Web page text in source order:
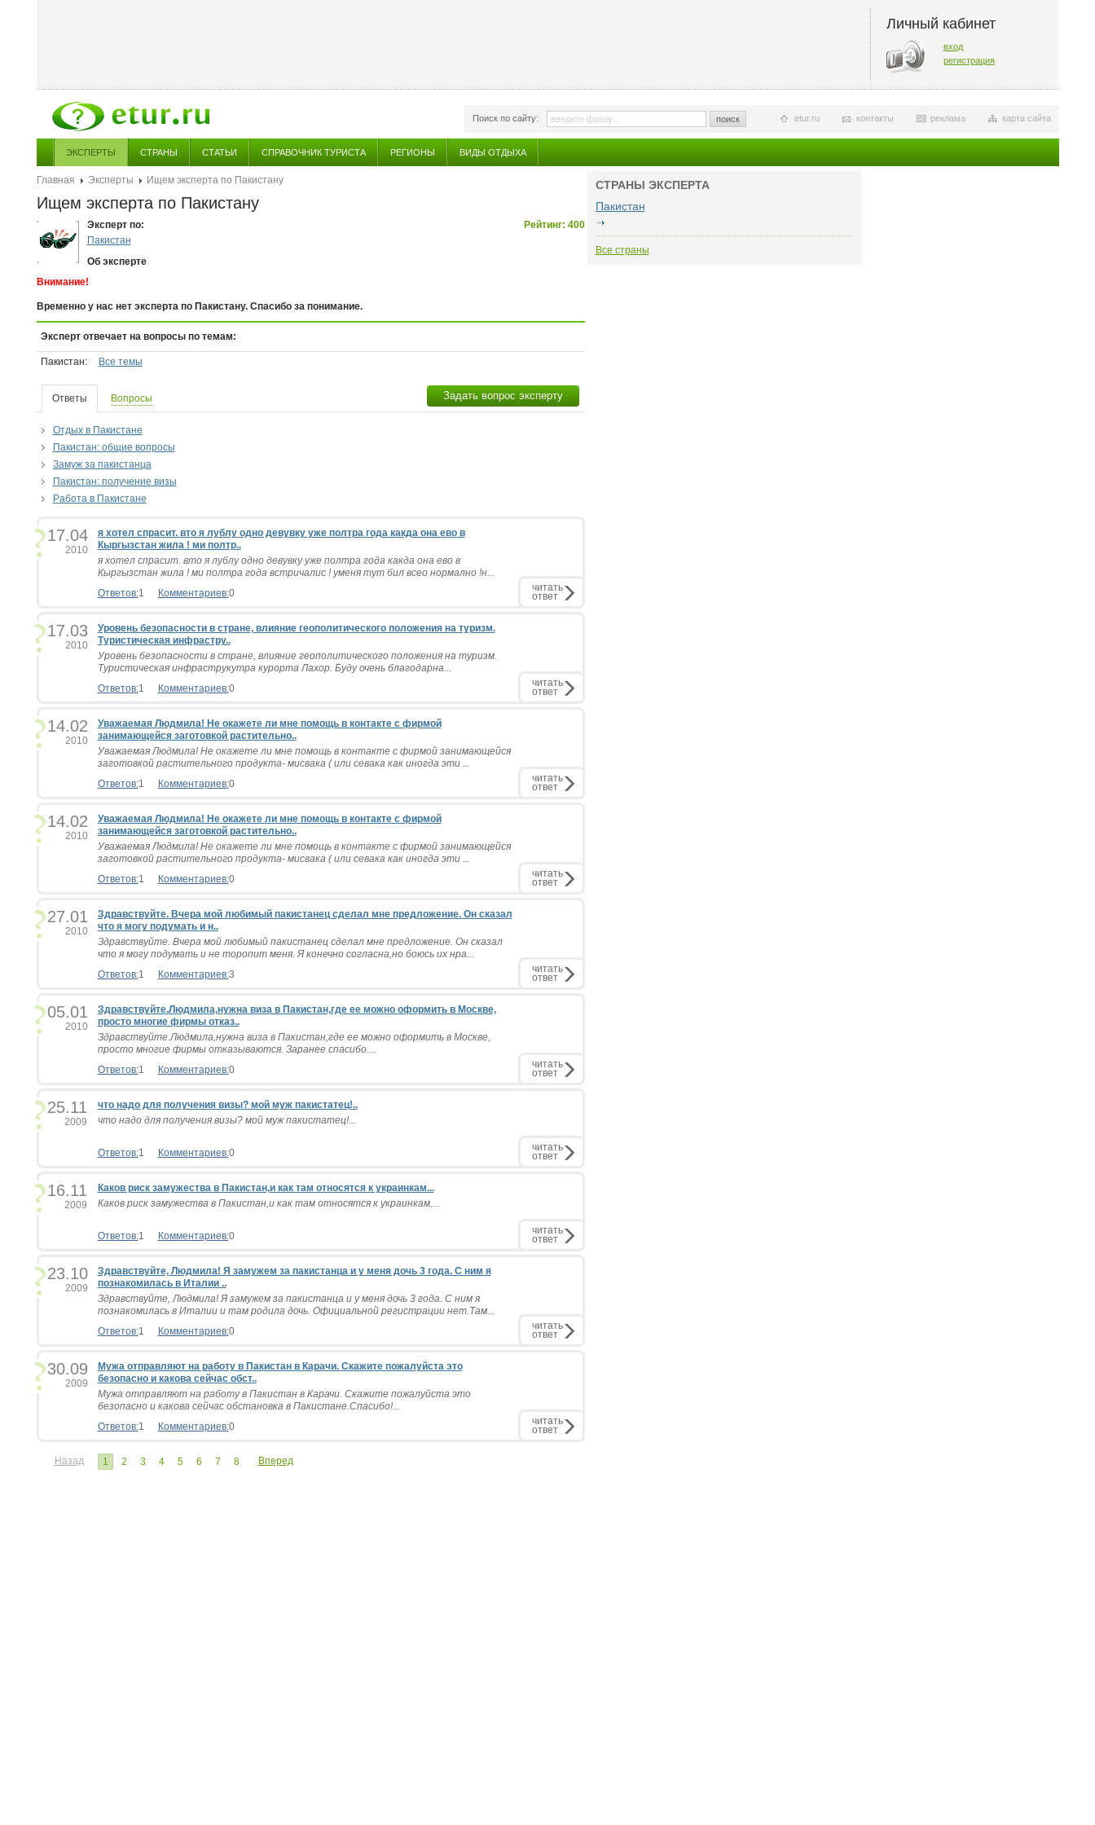
Личный кабинет
вход
регистрация
Поиск по сайту: поиск карта сайта
реклама
контакты
etur.ru
ЭКСПЕРТЫ СТРАНЫ СТАТЬИ СПРАВОЧНИК ТУРИСТА РЕГИОНЫ ВИДЫ ОТДЫХА
Главная Эксперты Ищем эксперта по Пакистану
Ищем эксперта по Пакистану
Рейтинг: 400
Эксперт по:
Пакистан
Об эксперте
Внимание!
Временно у нас нет эксперта по Пакистану. Спасибо за понимание.
Эксперт отвечает на вопросы по темам:
Пакистан: Все темы
Ответы Вопросы Задать вопрос эксперту
Отдых в Пакистане
Пакистан: общие вопросы
Замуж за пакистанца
Пакистан: получение визы
Работа в Пакистане
17.04
2010
я xотел спрасит. вто я лублу одно девувку уже полтра года какда она ево в
Кыргызстан жила ! ми полтр..
я xотел спрасит. вто я лублу одно девувку уже полтра года какда она ево в
Кыргызстан жила ! ми полтра года встричалис ! уменя тут бил всео нормално !н...
Ответов:1 Комментариев:0 читать
ответ
17.03
2010
Уровень безопасности в стране, влияние геополитического положения на туризм.
Туристическая инфрастру..
Уровень безопасности в стране, влияние геополитического положения на туризм.
Туристическая инфраструкутра курорта Лахор. Буду очень благодарна...
Ответов:1 Комментариев:0 читать
ответ
14.02
2010
Уважаемая Людмила! Не окажете ли мне помощь в контакте с фирмой
занимающейся заготовкой растительно..
Уважаемая Людмила! Не окажете ли мне помощь в контакте с фирмой занимающейся
заготовкой растительного продукта- мисвака ( или севака как иногда эти ...
Ответов:1 Комментариев:0 читать
ответ
14.02
2010
Уважаемая Людмила! Не окажете ли мне помощь в контакте с фирмой
занимающейся заготовкой растительно..
Уважаемая Людмила! Не окажете ли мне помощь в контакте с фирмой занимающейся
заготовкой растительного продукта- мисвака ( или севака как иногда эти ...
Ответов:1 Комментариев:0 читать
ответ
27.01
2010
Здравствуйте. Вчера мой любимый пакистанец сделал мне предложение. Он сказал
что я могу подумать и н..
Здравствуйте. Вчера мой любимый пакистанец сделал мне предложение. Он сказал
что я могу подумать и не торопит меня. Я конечно согласна,но боюсь их нра...
Ответов:1 Комментариев:3 читать
ответ
05.01
2010
Здравствуйте.Людмила,нужна виза в Пакистан,где ее можно оформить в Москве,
просто многие фирмы отказ..
Здравствуйте.Людмила,нужна виза в Пакистан,где ее можно оформить в Москве,
просто многие фирмы отказываются. Заранее спасибо....
Ответов:1 Комментариев:0 читать
ответ
25.11
2009
что надо для получения визы? мой муж пакистатец!..
что надо для получения визы? мой муж пакистатец!...
Ответов:1 Комментариев:0 читать
ответ
16.11
2009
Каков риск замужества в Пакистан,и как там относятся к украинкам...
Каков риск замужества в Пакистан,и как там относятся к украинкам....
Ответов:1 Комментариев:0 читать
ответ
23.10
2009
Здравствуйте, Людмила! Я замужем за пакистанца и у меня дочь 3 года. С ним я
познакомилась в Италии ..
Здравствуйте, Людмила! Я замужем за пакистанца и у меня дочь 3 года. С ним я
познакомилась в Италии и там родила дочь. Официальной регистрации нет.Там...
Ответов:1 Комментариев:0 читать
ответ
30.09
2009
Мужа отправляют на работу в Пакистан в Карачи. Скажите пожалуйста это
безопасно и какова сейчас обст..
Мужа отправляют на работу в Пакистан в Карачи. Скажите пожалуйста это
безопасно и какова сейчас обстановка в Пакистане.Спасибо!...
Ответов:1 Комментариев:0 читать
ответ
Назад 1 2 3 4 5 6 7 8 Вперед
СТРАНЫ ЭКСПЕРТА
Пакистан
Все страны